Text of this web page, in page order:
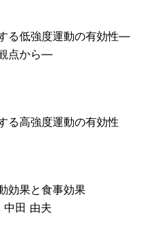
る低強度運動の有効性―
点から―
る高強度運動の有効性
効果と食事効果
中田 由夫